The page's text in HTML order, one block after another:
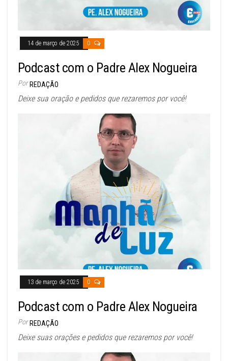
14 de março de 2025 0
Podcast com o Padre Alex Nogueira
Por REDAÇÃO
Deixe sua oração e pedidos que rezaremos por você!
13 de março de 2025 0
Podcast com o Padre Alex Nogueira
Por REDAÇÃO
Deixe suas orações e pedidos que rezaremos por você!